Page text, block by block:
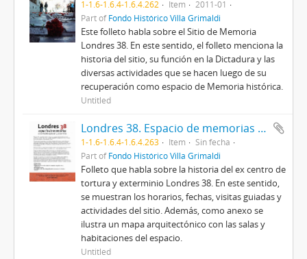
1-1.6-1.6.4-1.6.4.262 Item
2011-01
Part ofFondo Histórico Villa Grimaldi
Este folleto habla sobre el Sitio de Memoria
Londres 38. En este sentido, el folleto menciona la
historia del sitio, su función en la Dictadura y las
diversas actividades que se hacen luego de su
recuperación como espacio de Memoria histórica.
Untitled
Londres 38. Espacio de memorias ex centro de represión y exterminio
1-1.6-1.6.4-1.6.4.263 Item
Sin fecha
Part ofFondo Histórico Villa Grimaldi
Folleto que habla sobre la historia del ex centro de
tortura y exterminio Londres 38. En este sentido,
se muestran los horarios, fechas, visitas guiadas y
actividades del sitio. Además, como anexo se
ilustra un mapa arquitectónico con las salas y
habitaciones del espacio.
Untitled